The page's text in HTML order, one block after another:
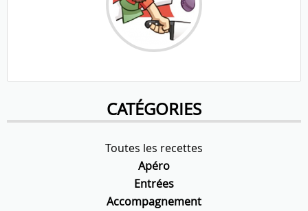
CATÉGORIES
Toutes les recettes
Apéro
Entrées
Accompagnement